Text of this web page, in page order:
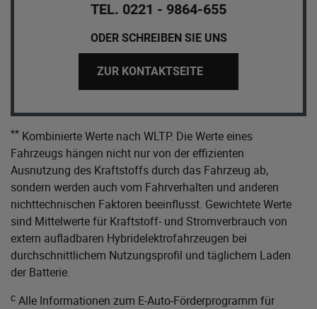
TEL. 0221 - 9864-655
ODER SCHREIBEN SIE UNS
ZUR KONTAKTSEITE
** Kombinierte Werte nach WLTP. Die Werte eines
Fahrzeugs hängen nicht nur von der effizienten
Ausnutzung des Kraftstoffs durch das Fahrzeug ab,
sondern werden auch vom Fahrverhalten und anderen
nichttechnischen Faktoren beeinflusst. Gewichtete Werte
sind Mittelwerte für Kraftstoff- und Stromverbrauch von
extern aufladbaren Hybridelektrofahrzeugen bei
durchschnittlichem Nutzungsprofil und täglichem Laden
der Batterie.
c Alle Informationen zum E-Auto-Förderprogramm für